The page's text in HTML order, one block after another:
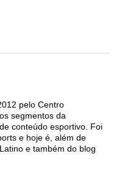
pelo Centro
segmentos da
conteúdo esportivo. Foi
e hoje é, além de
e também do blog